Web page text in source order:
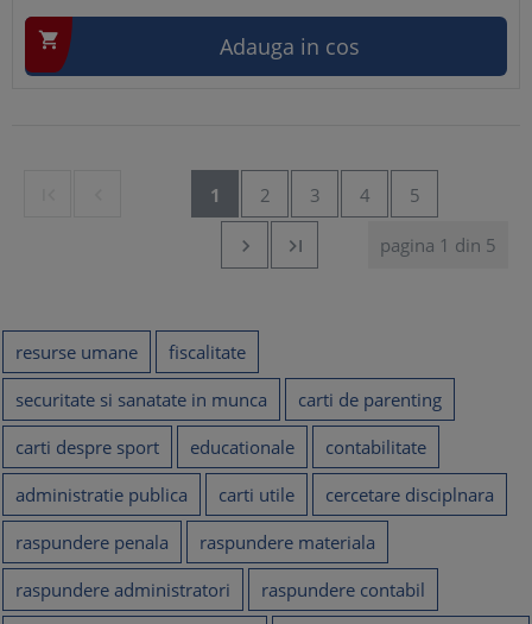
 Adauga in cos
1 2 3 4 5
pagina 1 din 5


resurse umane
fiscalitate
securitate si sanatate in munca
carti de parenting
carti despre sport
educationale
contabilitate
administratie publica
carti utile
cercetare disciplnara
raspundere penala
raspundere materiala
raspundere administratori
raspundere contabil